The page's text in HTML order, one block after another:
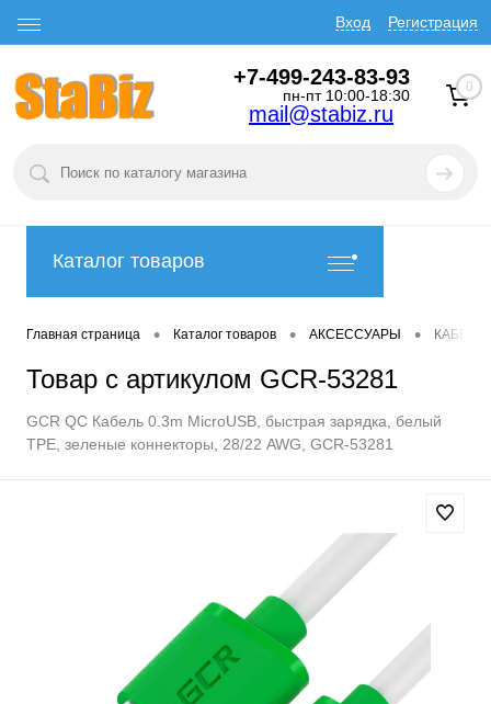
Вход Регистрация
+7-499-243-83-93
пн-пт 10:00-18:30
mail@stabiz.ru
0
Каталог товаров
Главная страница • Каталог товаров • АКСЕССУАРЫ •
Товар с артикулом GCR-53281
GCR QC Кабель 0.3m MicroUSB, быстрая зарядка, белый
TPE, зеленые коннекторы, 28/22 AWG, GCR-53281